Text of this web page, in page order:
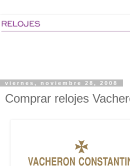
viernes, noviembre 28, 2008
Comprar relojes